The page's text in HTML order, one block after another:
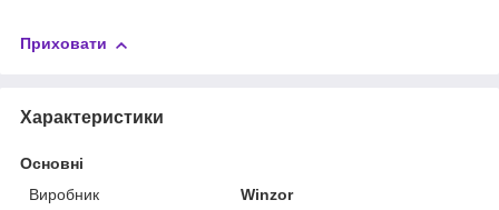
Приховати
Характеристики
Основні
Виробник
Winzor